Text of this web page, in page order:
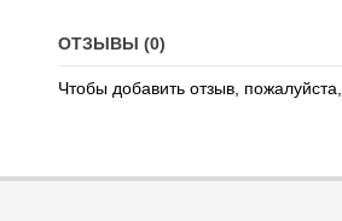
ОТЗЫВЫ (0)
Чтобы добавить отзыв, пожалуйста,